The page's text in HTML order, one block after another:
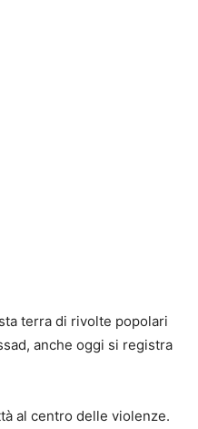
terra di rivolte popolari
anche oggi si registra
al centro delle violenze.